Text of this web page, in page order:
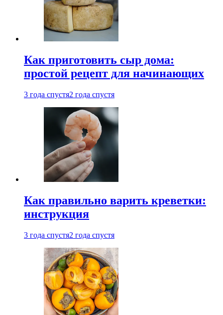
Как приготовить сыр дома:
простой рецепт для начинающих
3 года спустя2 года спустя
Как правильно варить креветки:
инструкция
3 года спустя2 года спустя